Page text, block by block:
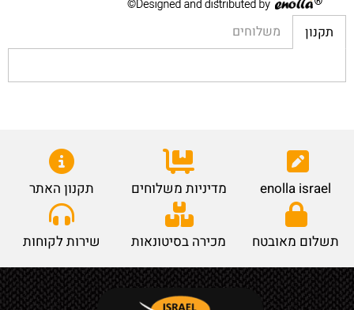
תקנון משלוחים
enolla israel מדיניות משלוחים תקנון האתר
תשלום מאובטח מכירה בסיטונאות שירות לקוחות